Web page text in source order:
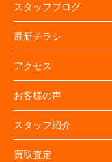
スタッフブログ
最新チラシ
アクセス
お客様の声
スタッフ紹介
買取査定